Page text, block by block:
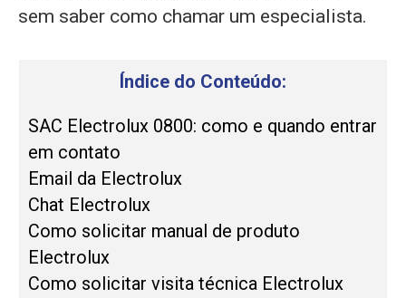
sem saber como chamar um especialista.
Índice do Conteúdo:
SAC Electrolux 0800: como e quando entrar
em contato
Email da Electrolux
Chat Electrolux
Como solicitar manual de produto
Electrolux
Como solicitar visita técnica Electrolux